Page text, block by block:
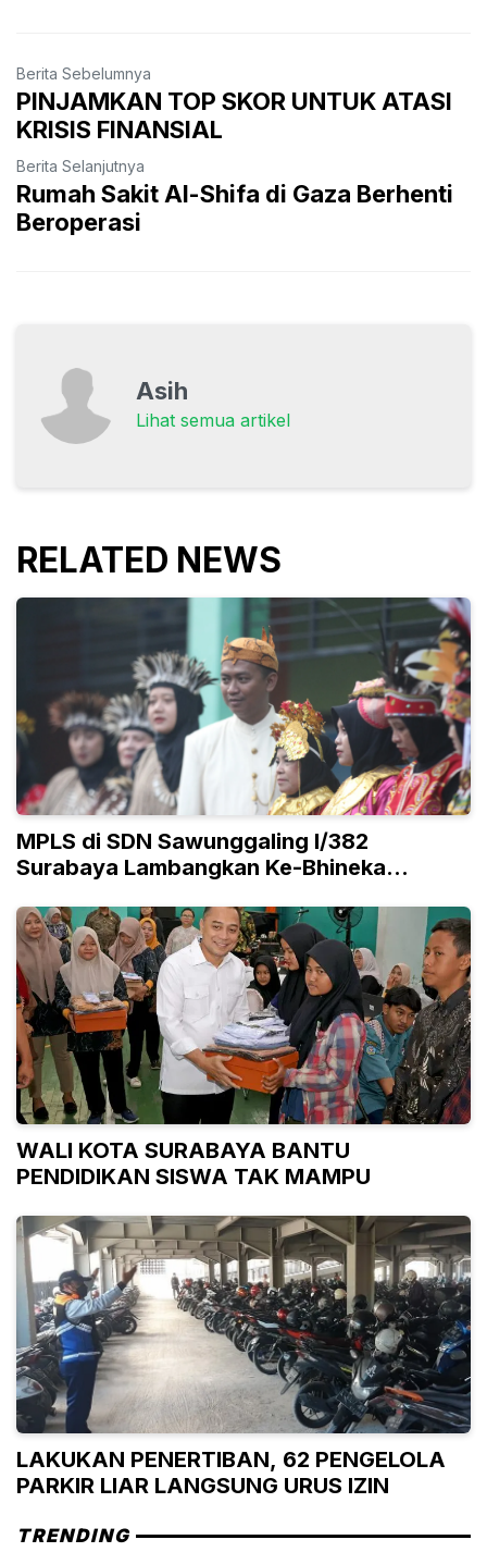
Berita Sebelumnya
PINJAMKAN TOP SKOR UNTUK ATASI
KRISIS FINANSIAL
Berita Selanjutnya
Rumah Sakit Al-Shifa di Gaza Berhenti
Beroperasi
Asih
Lihat semua artikel
RELATED NEWS
MPLS di SDN Sawunggaling I/382
Surabaya Lambangkan Ke-Bhineka
WALI KOTA SURABAYA BANTU
PENDIDIKAN SISWA TAK MAMPU
LAKUKAN PENERTIBAN, 62 PENGELOLA
PARKIR LIAR LANGSUNG URUS IZIN
TRENDING